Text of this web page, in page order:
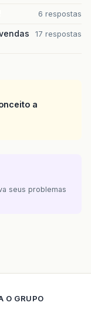
6 respostas
17 respostas
a
seus problemas
O GRUPO